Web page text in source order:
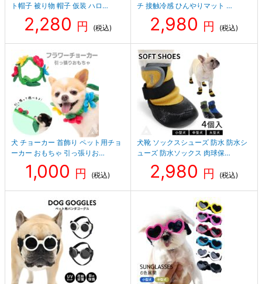
ト帽子 被り物 帽子 仮装 ハロ…
2,280 円 (税込)
チ 接触冷感 ひんやりマット …
2,980 円 (税込)
犬 チョーカー 首飾り ペット用チョ
ーカー おもちゃ 引っ張りお…
1,000 円 (税込)
犬靴 ソックスシューズ 防水 防水シ
ューズ 防水ソックス 肉球保…
2,980 円 (税込)